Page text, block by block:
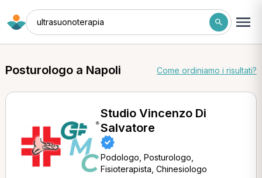
ultrasuonoterapia
Posturologo a Napoli Come ordiniamo i risultati?
Studio Vincenzo Di
Salvatore
Podologo, Posturologo,
Fisioterapista, Chinesiologo